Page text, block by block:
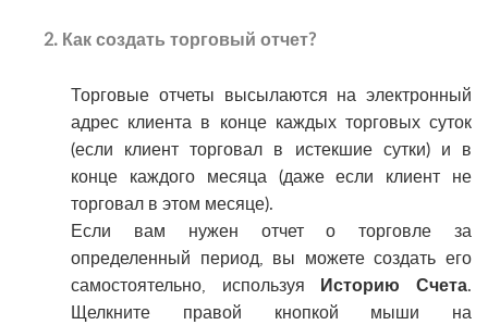
2. Как создать торговый отчет?
Торговые отчеты высылаются на электронный
адрес клиента в конце каждых торговых суток
(если клиент торговал в истекшие сутки) и в
конце каждого месяца (даже если клиент не
торговал в этом месяце).
Если вам нужен отчет о торговле за
определенный период, вы можете создать его
самостоятельно, используя Историю Счета.
Щелкните правой кнопкой мыши на